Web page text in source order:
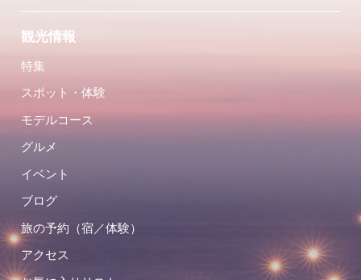
観光情報
特集
スポット・体験
モデルコース
グルメ
イベント
ブログ
旅の予約（宿／体験）
アクセス